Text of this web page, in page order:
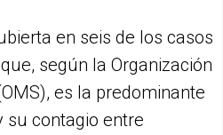
en seis de los casos
según la Organización
es la predominante
su contagio entre